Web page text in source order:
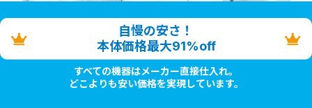
自慢の安さ！
本体価格最大91%off
すべての機器はメーカー直接仕入れ。
どこよりも安い価格を実現しています。